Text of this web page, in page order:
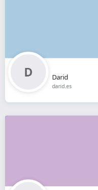
Darid
darid.es